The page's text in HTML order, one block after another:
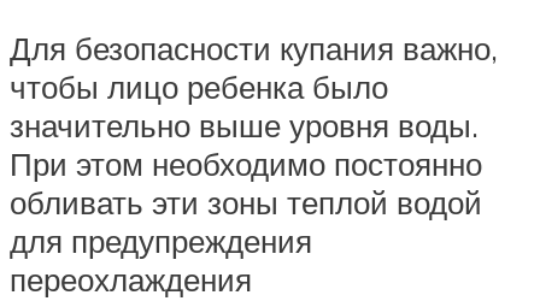
Для безопасности купания важно,
чтобы лицо ребенка было
значительно выше уровня воды.
При этом необходимо постоянно
обливать эти зоны теплой водой
для предупреждения
переохлаждения